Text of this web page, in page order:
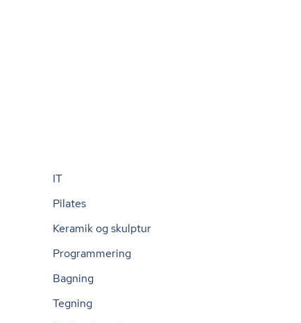
IT
Pilates
Keramik og skulptur
Programmering
Bagning
Tegning